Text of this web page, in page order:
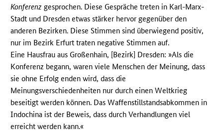
Konferenz gesprochen. Diese Gespräche treten in Karl-Marx-
Stadt und Dresden etwas stärker hervor gegenüber den
anderen Bezirken. Diese Stimmen sind überwiegend positiv,
nur im Bezirk Erfurt traten negative Stimmen auf.
Eine Hausfrau aus Großenhain, [Bezirk] Dresden: »Als die
Konferenz begann, waren viele Menschen der Meinung, dass
sie ohne Erfolg enden wird, dass die
Meinungsverschiedenheiten nur durch einen Weltkrieg
beseitigt werden können. Das Waffenstillstandsabkommen in
Indochina ist der Beweis, dass durch Verhandlungen viel
erreicht werden kann.«